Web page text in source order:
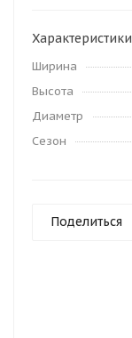
Характеристики
Ширина
Высота
Диаметр
Сезон
Поделиться